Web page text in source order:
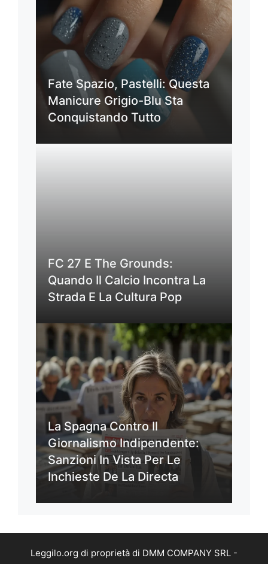
Fate Spazio, Pastelli: Questa
Manicure Grigio-Blu Sta
Conquistando Tutto
FC 27 E The Grounds:
Quando Il Calcio Incontra La
Strada E La Cultura Pop
La Spagna Contro Il
Giornalismo Indipendente:
Sanzioni In Vista Per Le
Inchieste De La Directa
Leggilo.org di proprietà di DMM COMPANY SRL -